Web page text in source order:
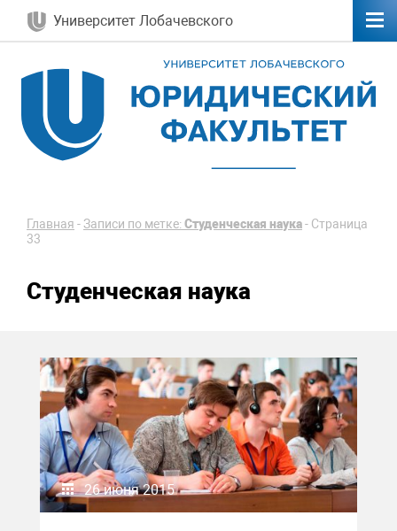
Университет Лобачевского
Главная -Записи по метке: Студенческая наука- Страница
33
Студенческая наука
26 июня 2015